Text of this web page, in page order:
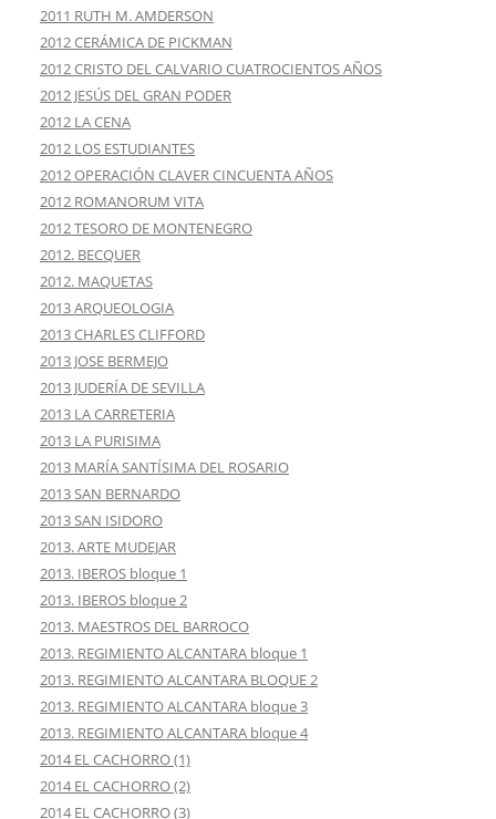
2011 RUTH M. AMDERSON
2012 CERÁMICA DE PICKMAN
2012 CRISTO DEL CALVARIO CUATROCIENTOS AÑOS
2012 JESÚS DEL GRAN PODER
2012 LA CENA
2012 LOS ESTUDIANTES
2012 OPERACIÓN CLAVER CINCUENTA AÑOS
2012 ROMANORUM VITA
2012 TESORO DE MONTENEGRO
2012. BECQUER
2012. MAQUETAS
2013 ARQUEOLOGIA
2013 CHARLES CLIFFORD
2013 JOSE BERMEJO
2013 JUDERÍA DE SEVILLA
2013 LA CARRETERIA
2013 LA PURISIMA
2013 MARÍA SANTÍSIMA DEL ROSARIO
2013 SAN BERNARDO
2013 SAN ISIDORO
2013. ARTE MUDEJAR
2013. IBEROS bloque 1
2013. IBEROS bloque 2
2013. MAESTROS DEL BARROCO
2013. REGIMIENTO ALCANTARA bloque 1
2013. REGIMIENTO ALCANTARA BLOQUE 2
2013. REGIMIENTO ALCANTARA bloque 3
2013. REGIMIENTO ALCANTARA bloque 4
2014 EL CACHORRO (1)
2014 EL CACHORRO (2)
2014 EL CACHORRO (3)